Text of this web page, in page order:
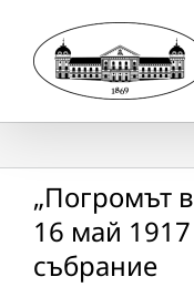
content
„Погромът
16 май
събрание